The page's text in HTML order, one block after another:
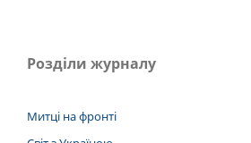
Розділи журналу
Митці на фронті